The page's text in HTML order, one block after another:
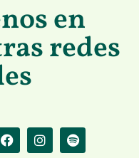
en
redes